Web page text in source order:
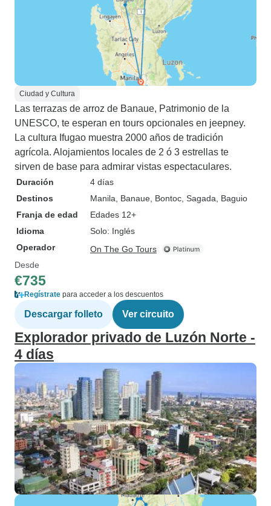
Ciudad y Cultura
Las terrazas de arroz de Banaue, Patrimonio de la
UNESCO, te esperan en tours opcionales en jeepney.
La cultura Ifugao muestra 2000 años de tradición
agrícola. Alojamientos locales de 2 ó 3 estrellas te
sirven de base para admirar vistas espectaculares.
Duración
4 días
Destinos
Manila , Banaue , Bontoc , Sagada , Baguio
Franja de edad
Edades 12+
Idioma
Solo: Inglés
Operador
On The Go Tours
Desde
€735
Regístrate para acceder a los descuentos
Descargar folleto Ver circuito
Explorador privado de Luzón Norte -
4 días